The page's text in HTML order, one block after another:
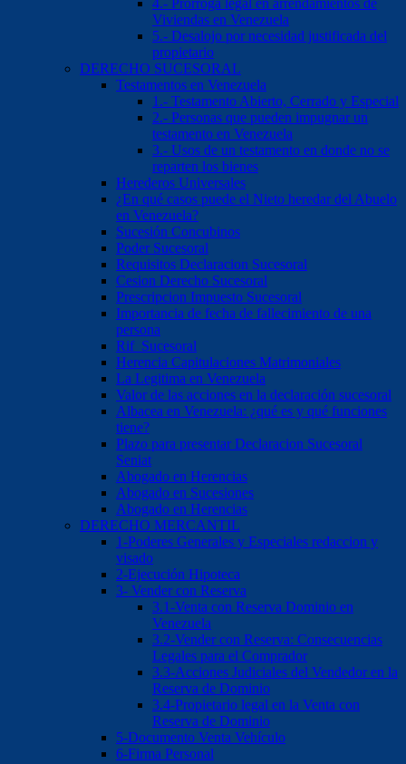
4.- Prorroga legal en arrendamientos de
Viviendas en Venezuela
5.- Desalojo por necesidad justificada del
propietario
DERECHO SUCESORAL
Testamentos en Venezuela
1.- Testamento Abierto, Cerrado y Especial
2.- Personas que pueden impugnar un
testamento en Venezuela
3.- Usos de un testamento en donde no se
reparten los bienes
Herederos Universales
¿En qué casos puede el Nieto heredar del Abuelo
en Venezuela?
Sucesión Concubinos
Poder Sucesoral
Requisitos Declaracion Sucesoral
Cesion Derecho Sucesoral
Prescripcion Impuesto Sucesoral
Importancia de fecha de fallecimiento de una
persona
Rif Sucesoral
Herencia Capitulaciones Matrimoniales
La Legitima en Venezuela
Valor de las acciones en la declaración sucesoral
Albacea en Venezuela: ¿qué es y qué funciones
tiene?
Plazo para presentar Declaracion Sucesoral
Seniat
Abogado en Herencias
Abogado en Sucesiones
Abogado en Herencias
DERECHO MERCANTIL
1-Poderes Generales y Especiales redaccion y
visado
2-Ejecución Hipoteca
3- Vender con Reserva
3.1-Venta con Reserva Dominio en
Venezuela
3.2-Vender con Reserva: Consecuencias
Legales para el Comprador
3.3-Acciones Judiciales del Vendedor en la
Reserva de Dominio
3.4-Propietario legal en la Venta con
Reserva de Dominio
5-Documento Venta Vehículo
6-Firma Personal